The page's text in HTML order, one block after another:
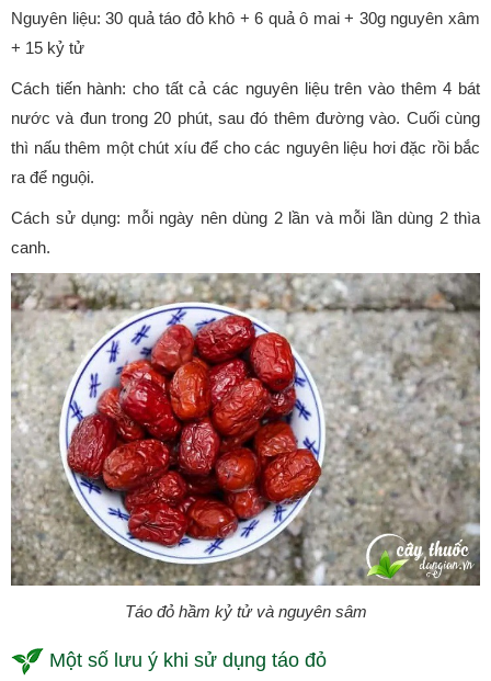
Nguyên liệu: 30 quả táo đỏ khô + 6 quả ô mai + 30g nguyên xâm
+ 15 kỷ tử
Cách tiến hành: cho tất cả các nguyên liệu trên vào thêm 4 bát
nước và đun trong 20 phút, sau đó thêm đường vào. Cuối cùng
thì nấu thêm một chút xíu để cho các nguyên liệu hơi đặc rồi bắc
ra để nguội.
Cách sử dụng: mỗi ngày nên dùng 2 lần và mỗi lần dùng 2 thìa
canh.
Táo đỏ hầm kỷ tử và nguyên sâm
Một số lưu ý khi sử dụng táo đỏ